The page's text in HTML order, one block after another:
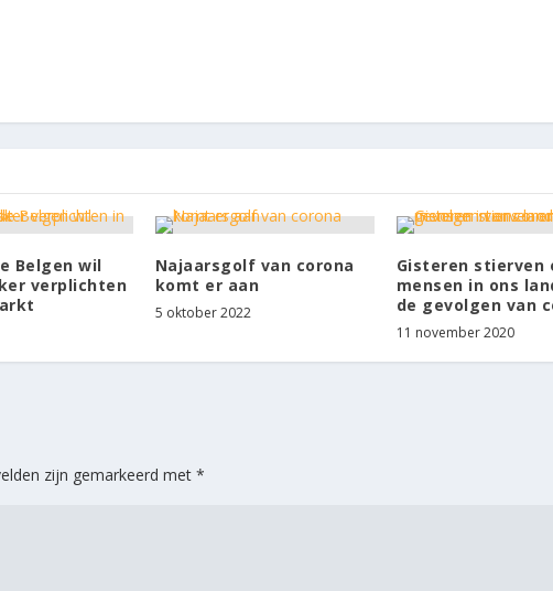
Belgen wil
verplichten
Najaarsgolf van corona
komt er aan
5 oktober 2022
Gisteren stierven
mensen in ons
de gevolgen van
11 november 2020
zijn gemarkeerd met*